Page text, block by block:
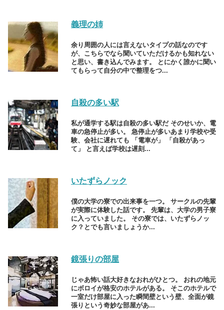
義理の姉
余り周囲の人には言えないタイプの話なのです
が、こちらでなら聞いていただけるかも知れない
と思い、書き込んでみます。 とにかく誰かに聞い
てもらって自分の中で整理をつ...
自殺の多い駅
私が通学する駅は自殺の多い駅だ そのせいか、電
車の急停止が多い。 急停止が多いあまり学校や受
験、会社に遅れても 「電車が」 「自殺があっ
て」 と言えば学校は遅刻...
いたずらノック
僕の大学の寮での出来事を一つ。 サークルの先輩
が実際に体験した話です。 先輩は、大学の男子寮
に入っていました。 その寮では、いたずらノッ
ク？とでも言いましょうか...
鏡張りの部屋
じゃあ怖い話大好きなおれがひとつ。 おれの地元
にボロイが格安のホテルがある。 そこのホテルで
一室だけ部屋に入った瞬間壁という壁、全面が鏡
張りという奇妙な部屋があ...